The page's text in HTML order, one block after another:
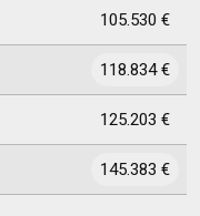
105.530 €
118.834 €
125.203 €
145.383 €